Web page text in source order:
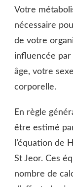
Votre
nécessaire
de votre
influencée
âge, votre
corporelle.
En règle
être estimé
l’équation de
St Jeor. Ces
nombre de